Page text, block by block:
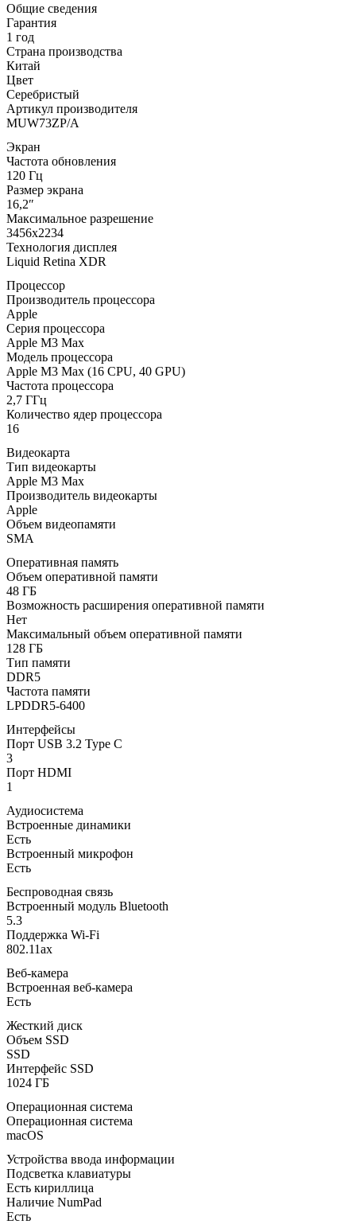
Общие сведения
Гарантия
1 год
Страна производства
Китай
Цвет
Серебристый
Артикул производителя
MUW73ZP/A
Экран
Частота обновления
120 Гц
Размер экрана
16,2″
Максимальное разрешение
3456x2234
Технология дисплея
Liquid Retina XDR
Процессор
Производитель процессора
Apple
Серия процессора
Apple M3 Max
Модель процессора
Apple M3 Max (16 CPU, 40 GPU)
Частота процессора
2,7 ГГц
Количество ядер процессора
16
Видеокарта
Тип видеокарты
Apple M3 Max
Производитель видеокарты
Apple
Объем видеопамяти
SMA
Оперативная память
Объем оперативной памяти
48 ГБ
Возможность расширения оперативной памяти
Нет
Максимальный объем оперативной памяти
128 ГБ
Тип памяти
DDR5
Частота памяти
LPDDR5-6400
Интерфейсы
Порт USB 3.2 Type C
3
Порт HDMI
1
Аудиосистема
Встроенные динамики
Есть
Встроенный микрофон
Есть
Беспроводная связь
Встроенный модуль Bluetooth
5.3
Поддержка Wi-Fi
802.11ax
Веб-камера
Встроенная веб-камера
Есть
Жесткий диск
Объем SSD
SSD
Интерфейс SSD
1024 ГБ
Операционная система
Операционная система
macOS
Устройства ввода информации
Подсветка клавиатуры
Есть кириллица
Наличие NumPad
Есть